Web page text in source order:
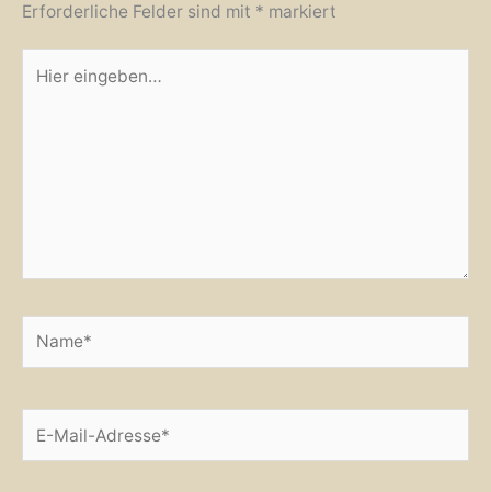
Erforderliche Felder sind mit * markiert
eingeben…
Mail-